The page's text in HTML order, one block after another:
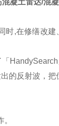
凝土雷达/混
时,在修缮改建
「HandySearch
的反射波，把